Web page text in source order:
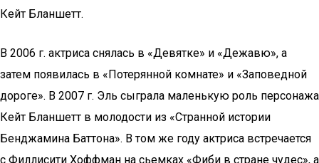
Кейт Бланшетт.
В 2006 г. актриса снялась в «Девятке» и «Дежавю», а
затем появилась в «Потерянной комнате» и «Заповедной
дороге». В 2007 г. Эль сыграла маленькую роль персонажа
Кейт Бланшетт в молодости из «Странной истории
Бенджамина Баттона». В том же году актриса встречается
с Филлисити Хоффман на сьемках «Фиби в стране чудес», а